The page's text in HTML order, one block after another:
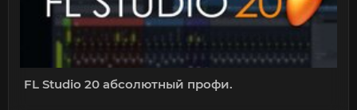
FL Studio 20 абсолютный профи.